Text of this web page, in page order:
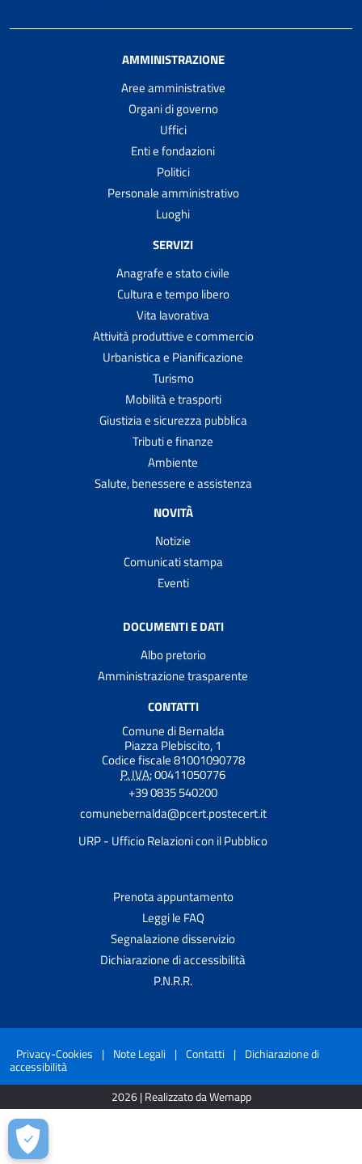
AMMINISTRAZIONE
Aree amministrative
Organi di governo
Uffici
Enti e fondazioni
Politici
Personale amministrativo
Luoghi
SERVIZI
Anagrafe e stato civile
Cultura e tempo libero
Vita lavorativa
Attività produttive e commercio
Urbanistica e Pianificazione
Turismo
Mobilità e trasporti
Giustizia e sicurezza pubblica
Tributi e finanze
Ambiente
Salute, benessere e assistenza
NOVITÀ
Notizie
Comunicati stampa
Eventi
DOCUMENTI E DATI
Albo pretorio
Amministrazione trasparente
CONTATTI
Comune di Bernalda
Piazza Plebiscito, 1
Codice fiscale 81001090778
P. IVA:00411050776
+39 0835 540200
comunebernalda@pcert.postecert.it
URP - Ufficio Relazioni con il Pubblico
Prenota appuntamento
Leggi le FAQ
Segnalazione disservizio
Dichiarazione di accessibilità
P.N.R.R.
Privacy-Cookies | Note Legali | Contatti | Dichiarazione di
accessibilità
2026 | Realizzato da Wemapp